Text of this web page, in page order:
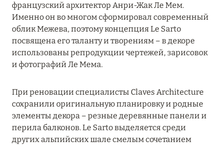
Hôtel Koh-I Nor
Hôtel L'Arboisie
Hotel Le Kaila
Hôtel Mont-Blanc Megeve
Hôtel Taj-I Mah
Hôtel Village La Mourra
французский архитектор Анри-Жак Ле Мем.
Именно он во многом сформировал современный
облик Межева, поэтому концепция Le Sarto
посвящена его таланту и творениям – в декоре
использованы репродукции чертежей, зарисовок
и фотографий Ле Мема.
При реновации специалисты Claves Architecture
сохранили оригинальную планировку и родные
элементы декора – резные деревянные панели и
перила балконов. Le Sarto выделяется среди
других альпийских шале смелым сочетанием